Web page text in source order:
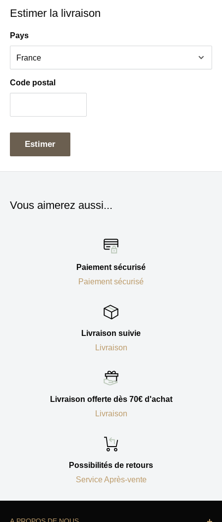
Estimer la livraison
Pays
Code postal
Estimer
Vous aimerez aussi...
Paiement sécurisé
Paiement sécurisé
Livraison suivie
Livraison
Livraison offerte dès 70€ d'achat
Livraison
Possibilités de retours
Service Après-vente